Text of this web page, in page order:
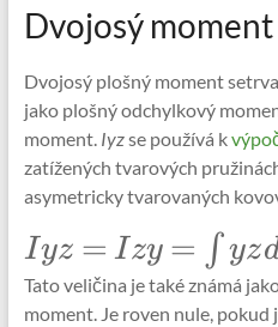
Dvojosý
Dvojosý plošný moment
jako plošný odchylkový
moment. Iyzse používá k
zatížených tvarových
asymetricky tvarovaných
\Large
Iyz=Izy=\int_{}
yz dA
Iyz = Izy = ∫ yz
Tato veličina je také známá
moment. Je roven nule, pokud